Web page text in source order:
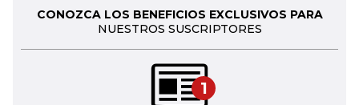
CONOZCA LOS BENEFICIOS EXCLUSIVOS PARA
NUESTROS SUSCRIPTORES
1